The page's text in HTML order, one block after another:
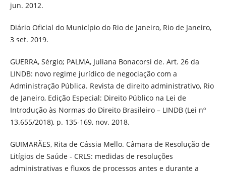
jun. 2012.
Diário Oficial do Município do Rio de Janeiro, Rio de Janeiro,
3 set. 2019.
GUERRA, Sérgio; PALMA, Juliana Bonacorsi de. Art. 26 da
LINDB: novo regime jurídico de negociação com a
Administração Pública. Revista de direito administrativo, Rio
de Janeiro, Edição Especial: Direito Público na Lei de
Introdução às Normas do Direito Brasileiro – LINDB (Lei nº
13.655/2018), p. 135-169, nov. 2018.
GUIMARÃES, Rita de Cássia Mello. Câmara de Resolução de
Litígios de Saúde - CRLS: medidas de resoluções
administrativas e fluxos de processos antes e durante a